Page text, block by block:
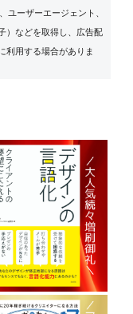
ユーザーエージェント、
）などを取得し、広告配
利用する場合がありま